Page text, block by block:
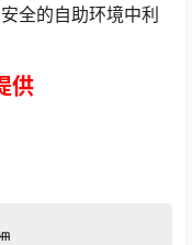
全的自助环境中利
供